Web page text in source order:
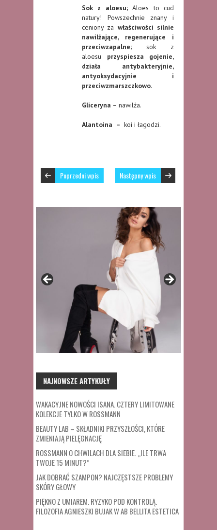
Sok z aloesu;Aloes to cud
natury! Powszechnie znany i
ceniony za właściwości silnie
nawilżające, regenerujące i
przeciwzapalne; sok z
aloesu
przyspiesza gojenie,
działa antybakteryjnie,
antyoksydacyjnie i
przeciwzmarszczkowo.
Gliceryna – nawilża.
Alantoina – koi i łagodzi.
Poprzedni wpis Następny wpis
NAJNOWSZE ARTYKUŁY
WAKACYJNE NOWOŚCI ISANA. CZTERY LIMITOWANE
KOLEKCJE TYLKO W ROSSMANN
BEAUTY LAB – SKŁADNIKI PRZYSZŁOŚCI, KTÓRE
ZMIENIAJĄ PIELĘGNACJĘ
ROSSMANN O CHWILACH DLA SIEBIE. „ILE TRWA
TWOJE 15 MINUT?”
JAK DOBRAĆ SZAMPON? NAJCZĘSTSZE PROBLEMY
SKÓRY GŁOWY
PIĘKNO Z UMIAREM. RYZYKO POD KONTROLĄ.
FILOZOFIA AGNIESZKI BUJAK W AB BELLITA ESTETICA